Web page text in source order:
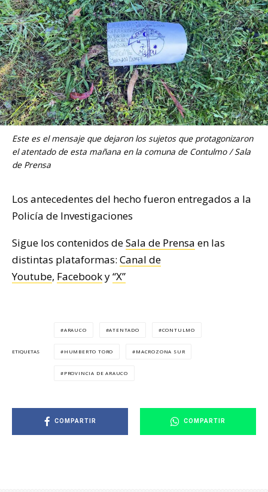
Este es el mensaje que dejaron los sujetos que protagonizaron
el atentado de esta mañana en la comuna de Contulmo / Sala
de Prensa
Los antecedentes del hecho fueron entregados a la
Policía de Investigaciones
Sigue los contenidos deSala de Prensa en las
distintas plataformas: Canal de
Youtube, Facebooky“X”
ETIQUETAS
ARAUCO ATENTADO CONTULMO
HUMBERTO TORO MACROZONA SUR
PROVINCIA DE ARAUCO
COMPARTIR COMPARTIR